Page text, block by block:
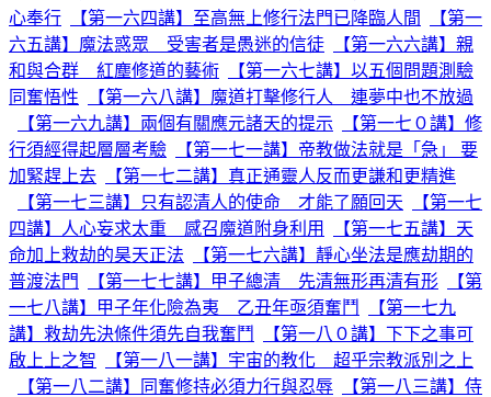
心奉行
【第一六四講】至高無上修行法門已降臨人間
【第一
六五講】魔法惑眾 受害者是愚迷的信徒
【第一六六講】親
和與合群 紅塵修道的藝術
【第一六七講】以五個問題測驗
同奮悟性
【第一六八講】魔道打擊修行人 連夢中也不放過
【第一六九講】兩個有關應元諸天的提示
【第一七０講】修
行須經得起層層考驗
【第一七一講】帝教做法就是「急」 要
加緊趕上去
【第一七二講】真正通靈人反而更謙和更精進
【第一七三講】只有認清人的使命 才能了願回天
【第一七
四講】人心妄求太重 感召魔道附身利用
【第一七五講】天
命加上救劫的昊天正法
【第一七六講】靜心坐法是應劫期的
普渡法門
【第一七七講】甲子總清 先清無形再清有形
【第
一七八講】甲子年化險為夷 乙丑年亟須奮鬥
【第一七九
講】救劫先決條件須先自我奮鬥
【第一八０講】下下之事可
啟上上之智
【第一八一講】宇宙的教化 超乎宗教派別之上
【第一八二講】同奮修持必須力行與忍辱
【第一八三講】侍